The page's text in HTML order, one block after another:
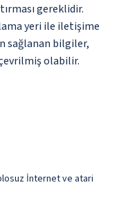
gereklidir.
yeri ile iletişime
sağlanan bilgiler,
olabilir.
İnternet ve atari